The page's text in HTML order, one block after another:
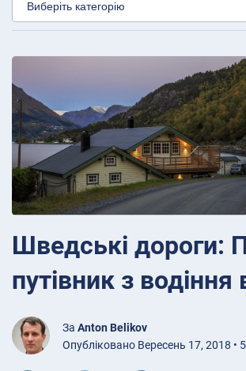
Шведські дороги:
путівник з водіння
За Anton Belikov
Опубліковано Вересень 17, 2018 •